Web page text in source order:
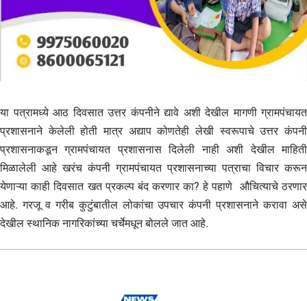
या पत्रामध्ये आठ दिवसात उत्तर कंपनीने द्यावे अशी देखील मागणी ग्रामपंचायत
प्रशासनाने केलेली होती मात्र अद्याप कोणतेही लेखी स्वरूपाचे उत्तर कंपनी
प्रशासनाकडून ग्रामपंचायत प्रशासनास दिलेली नाही अशी देखील माहिती
मिळालेली आहे खरंच कंपनी ग्रामपंचायत प्रशासनाच्या पत्राचा विचार करून
येणाऱ्या काही दिवसात खत प्रकल्प बंद करणार का? हे पहाणे औचित्याचे ठरणार
आहे. गरजू व गरीब कुटुंबातील लोकांचा उपचार कंपनी प्रशासनाने करावा असे
देखील स्थानिक नागरिकांच्या चर्चेमधून बोलले जात आहे.